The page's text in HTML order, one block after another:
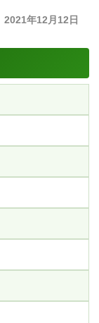
2021年12月12日